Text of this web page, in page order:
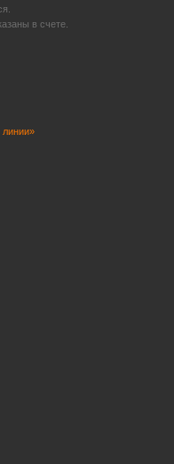
в счете.
линии»